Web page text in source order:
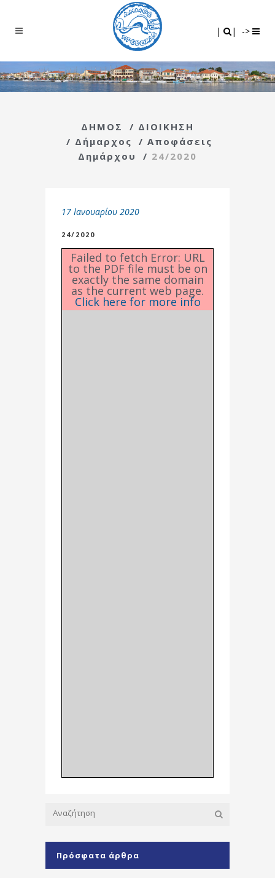
| | ->
ΔΗΜΟΣ / ΔΙΟΙΚΗΣΗ
/ Δήμαρχος / Αποφάσεις
Δημάρχου
/ 24/2020
17 Ιανουαρίου 2020
24/2020
Failed to fetch Error: URL
to the PDF file must be on
exactly the same domain
as the current web page.
Click here for more info
Πρόσφατα άρθρα